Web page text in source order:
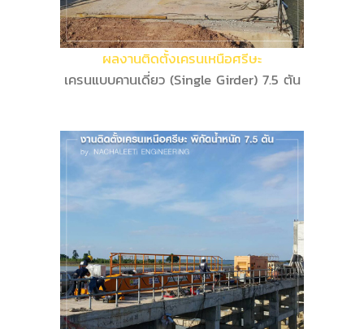
ผลงานติดตั้งเครนเหนือศรีษะ
เครนแบบคานเดี่ยว (Single Girder) 7.5 ตัน